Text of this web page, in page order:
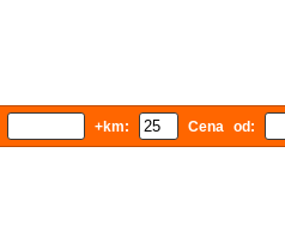
+km: Cena od: